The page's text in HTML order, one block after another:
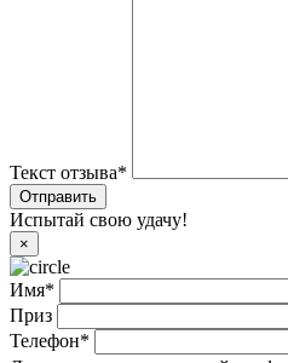
Текст отзыва*
Испытай свою удачу!
×
Имя*
Приз
Телефон*